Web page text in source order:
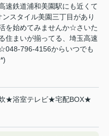
速鉄道浦和美園駅にも近くて
スタイル美園三丁目があり
を始めてみませんか☆さいた
住まいが揃ってる、埼玉高速
796-4156からいつでも
★浴室テレビ★宅配BOX★